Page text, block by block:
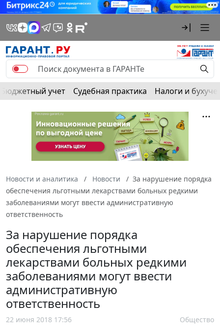
Бюджетный учет Судебная практика Налоги и
Новости и аналитика Новости
За нарушение порядка
обеспечения льготными лекарствами больных редкими
заболеваниями могут ввести административную
ответственность
За нарушение порядка
обеспечения льготными
лекарствами больных редкими
заболеваниями могут ввести
административную
ответственность
22 июня 2018 17:56 Общество